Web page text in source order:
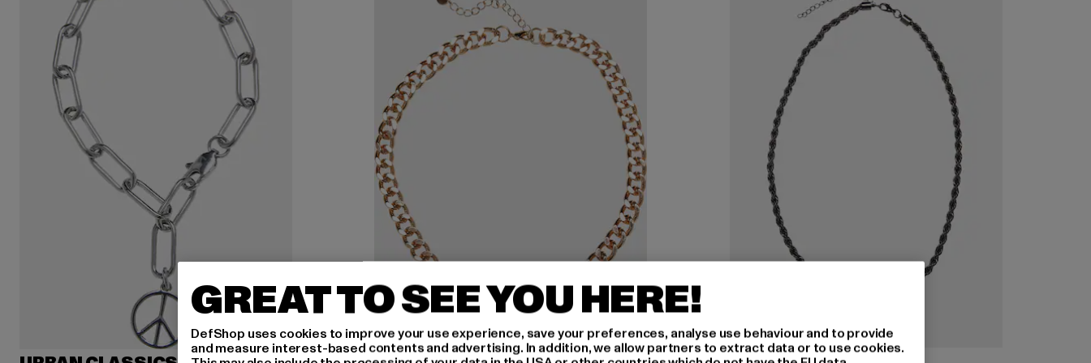
GREAT TO SEE YOU HERE!
DefShop uses cookies to improve your use experience, save your preferences, analyse use behaviour and to provide
and measure interest-based contents and advertising. In addition, we allow partners to extract data or to use cookies.